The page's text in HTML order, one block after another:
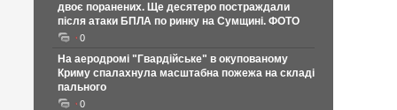
двоє поранених. Ще десятеро постраждали
після атаки БПЛА по ринку на Сумщині. ФОТО
0
На аеродромі "Гвардійське" в окупованому
Криму спалахнула масштабна пожежа на складі
пального
0